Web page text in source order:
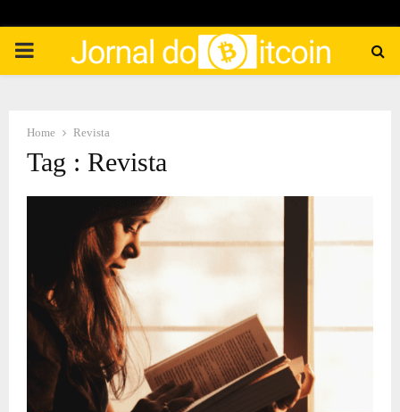
PRIMARY
Home Revista
Tag : Revista